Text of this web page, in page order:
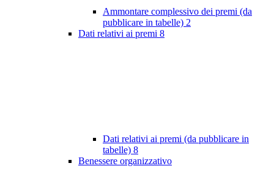
Ammontare complessivo dei premi (da
pubblicare in tabelle) 2
Dati relativi ai premi 8
Dati relativi ai premi (da pubblicare in
tabelle) 8
Benessere organizzativo